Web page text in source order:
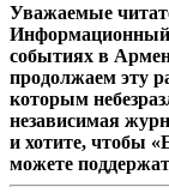
Уважаемые
Информационный
событиях в
продолжаем эту
которым
независимая
и хотите, чтобы
можете